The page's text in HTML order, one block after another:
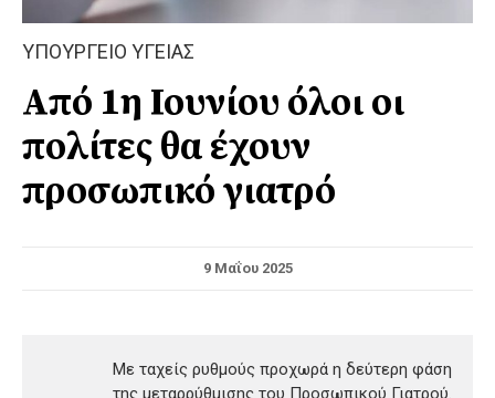
ΥΠΟΥΡΓΕΙΟ ΥΓΕΙΑΣ
Από 1η Ιουνίου όλοι οι
πολίτες θα έχουν
προσωπικό γιατρό
9 Μαΐου 2025
Με ταχείς ρυθμούς προχωρά η δεύτερη φάση
της μεταρρύθμισης του Προσωπικού Γιατρού.